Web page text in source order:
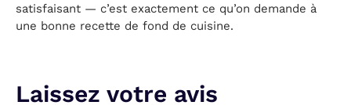
satisfaisant — c’est exactement ce qu’on demande à
une bonne recette de fond de cuisine.